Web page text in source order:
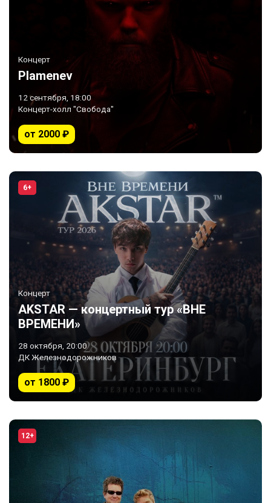
Концерт
Plamenev
12 сентября, 18:00
Концерт-холл "Свобода"
от 2000 ₽
6+
Концерт
AKSTAR — концертный тур «ВНЕ
ВРЕМЕНИ»
28 октября, 20:00
ДК Железнодорожников
от 1800 ₽
12+